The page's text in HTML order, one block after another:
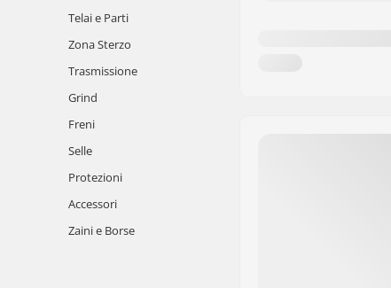
Telai e Parti
Zona Sterzo
Trasmissione
Grind
Freni
Selle
Protezioni
Accessori
Zaini e Borse